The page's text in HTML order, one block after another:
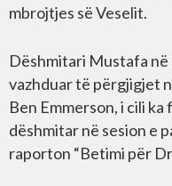
mbrojtjes së Veselit.
Dëshmitari Mustafa në
vazhduar të përgjigjet
Ben Emmerson, i cili
dëshmitar në sesion e
raporton “Betimi për